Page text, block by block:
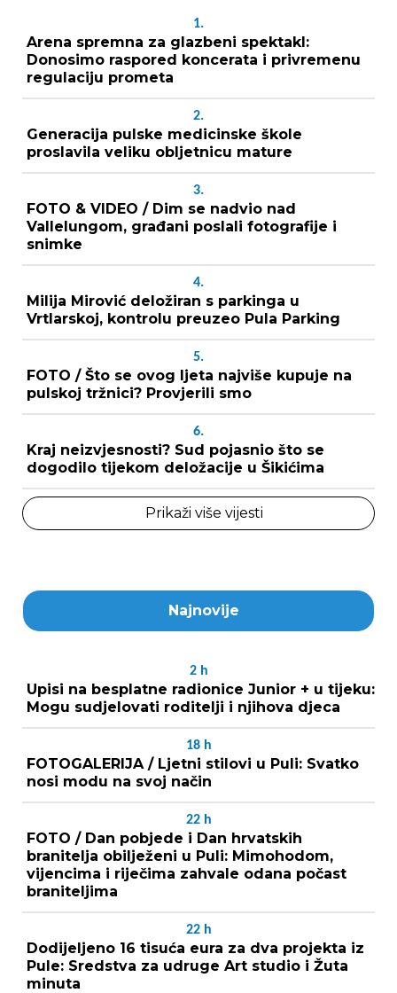
1.
Arena spremna za glazbeni spektakl:
Donosimo raspored koncerata i privremenu
regulaciju prometa
2.
Generacija pulske medicinske škole
proslavila veliku obljetnicu mature
3.
FOTO & VIDEO / Dim se nadvio nad
Vallelungom, građani poslali fotografije i
snimke
4.
Milija Mirović deložiran s parkinga u
Vrtlarskoj, kontrolu preuzeo Pula Parking
5.
FOTO / Što se ovog ljeta najviše kupuje na
pulskoj tržnici? Provjerili smo
6.
Kraj neizvjesnosti? Sud pojasnio što se
dogodilo tijekom deložacije u Šikićima
Prikaži više vijesti
Najnovije
2 h
Upisi na besplatne radionice Junior + u tijeku:
Mogu sudjelovati roditelji i njihova djeca
18 h
FOTOGALERIJA / Ljetni stilovi u Puli: Svatko
nosi modu na svoj način
22 h
FOTO / Dan pobjede i Dan hrvatskih
branitelja obilježeni u Puli: Mimohodom,
vijencima i riječima zahvale odana počast
braniteljima
22 h
Dodijeljeno 16 tisuća eura za dva projekta iz
Pule: Sredstva za udruge Art studio i Žuta
minuta